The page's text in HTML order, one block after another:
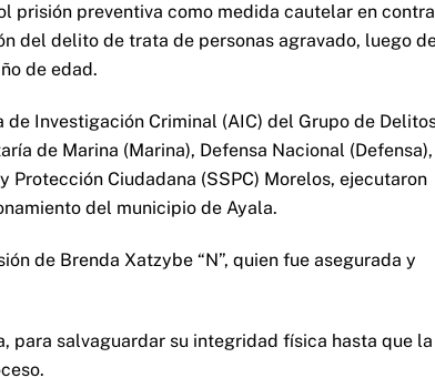
prisión preventiva como medida cautelar en contra
del delito de trata de personas agravado, luego
de edad.
Investigación Criminal (AIC) del Grupo de
de Marina (Marina), Defensa Nacional (Defensa),
Ciudadana (SSPC) Morelos, ejecutaron
del municipio de Ayala.
de Brenda Xatzybe “N”, quien fue asegurada y
para salvaguardar su integridad física hasta que la